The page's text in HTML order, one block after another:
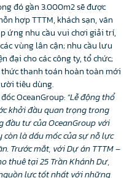
đó gần 3.000m2 sẽ được
hợp TTTM, khách sạn, văn
ứng nhu cầu vui chơi giải trí,
vùng lân cận; nhu cầu lưu
đại cho các công ty, tổ chức;
thanh toán hoàn toàn mới
tiêu dùng.
OceanGroup:“Lễ động thổ
khởi đầu quan trọng trong
đầu tư của OceanGroup với
là dấu mốc của sự nỗ lực
Trước mắt, với Dự án TTTM –
thuê tại 25 Trần Khánh Dư,
lực tốt nhất với những